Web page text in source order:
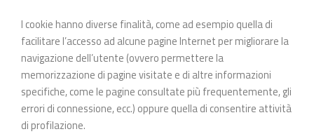
I cookie hanno diverse finalità, come ad esempio quella di
facilitare l’accesso ad alcune pagine Internet per migliorare la
navigazione dell’utente (ovvero permettere la
memorizzazione di pagine visitate e di altre informazioni
specifiche, come le pagine consultate più frequentemente, gli
errori di connessione, ecc.) oppure quella di consentire attività
di profilazione.